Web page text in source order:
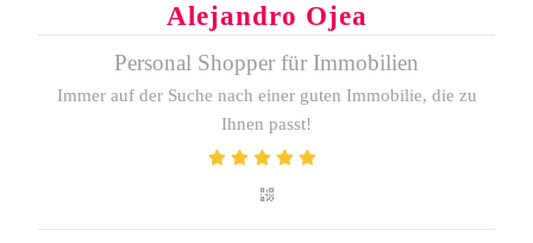
Alejandro Ojea
Personal Shopper für Immobilien
Immer auf der Suche nach einer guten Immobilie, die zu
Ihnen passt!